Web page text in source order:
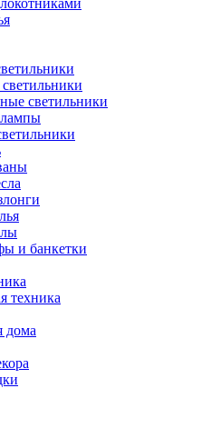
светильники
и банкетки
техника
дома